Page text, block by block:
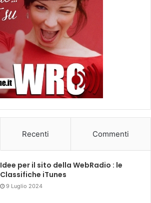
Recenti Commenti
Idee per il sito della WebRadio : le
Classifiche iTunes
9 Luglio 2024